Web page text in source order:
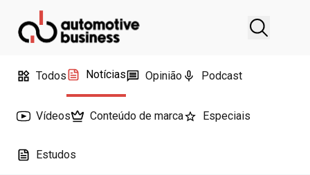
Todos Notícias Opinião Podcast
Vídeos Conteúdo de marca Especiais
Estudos